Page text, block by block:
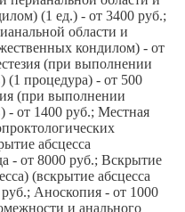
(1 ед.) - от 3400 руб.;
области и
кондилом) - от
(при выполнении
(1 процедура) - от 500
(при выполнении
- от 1400 руб.; Местная
абсцесса
- от 8000 руб.; Вскрытие
(вскрытие абсцесса
Аноскопия - от 1000
и анального